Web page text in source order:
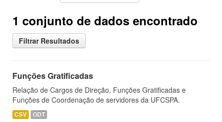
1 conjunto de dados encontrado
Filtrar Resultados
Funções Gratificadas
Relação de Cargos de Direção, Funções Gratificadas e
Funções de Coordenação de servidores da UFCSPA.
CSV ODT